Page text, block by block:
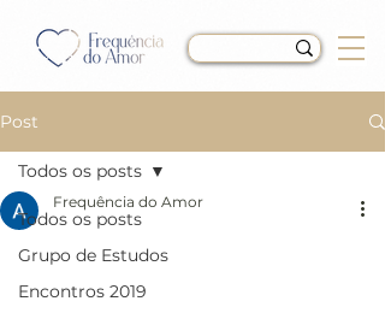
Post
Todos os posts
Grupo de Estudos
Encontros 2019
Todos os posts
LIÇÃO 211 do Livro de
Exercícios de “Um Curso
Frequência do Amor